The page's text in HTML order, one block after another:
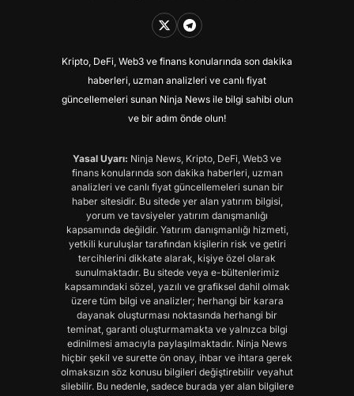
Kripto, DeFi, Web3 ve finans konularında son dakika
haberleri, uzman analizleri ve canlı fiyat
güncellemeleri sunan Ninja News ile bilgi sahibi olun
ve bir adım önde olun!
Yasal Uyarı: Ninja News, Kripto, DeFi, Web3 ve
finans konularında son dakika haberleri, uzman
analizleri ve canlı fiyat güncellemeleri sunan bir
haber sitesidir. Bu sitede yer alan yatırım bilgisi,
yorum ve tavsiyeler yatırım danışmanlığı
kapsamında değildir. Yatırım danışmanlığı hizmeti,
yetkili kuruluşlar tarafından kişilerin risk ve getiri
tercihlerini dikkate alarak, kişiye özel olarak
sunulmaktadır. Bu sitede veya e-bültenlerimiz
kapsamındaki sözel, yazılı ve grafiksel dahil olmak
üzere tüm bilgi ve analizler; herhangi bir karara
dayanak oluşturması noktasında herhangi bir
teminat, garanti oluşturmamakta ve yalnızca bilgi
edinilmesi amacıyla paylaşılmaktadır. Ninja News
hiçbir şekil ve surette ön onay, ihbar ve ihtara gerek
olmaksızın söz konusu bilgileri değiştirebilir veyahut
silebilir. Bu nedenle, sadece burada yer alan bilgilere